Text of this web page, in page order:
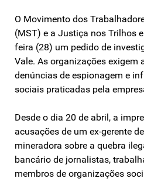
O Movimento dos
(MST) e a Justiça nos Trilhos
feira (28) um pedido de
Vale. As organizações exigem
denúncias de espionagem e
sociais praticadas pela
Desde o dia 20 de abril, a
acusações de um ex-gerente
mineradora sobre a quebra
bancário de jornalistas,
membros de organizações